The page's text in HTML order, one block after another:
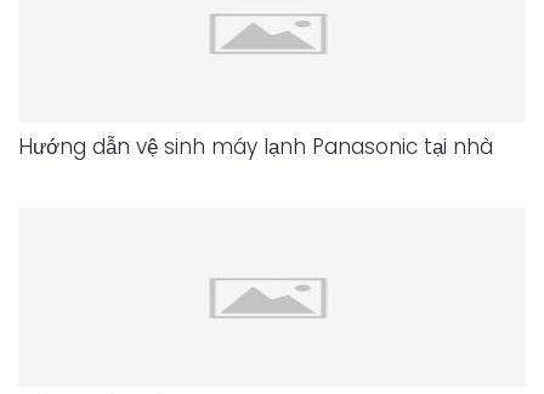
Hướng dẫn vệ sinh máy lạnh Panasonic tại nhà